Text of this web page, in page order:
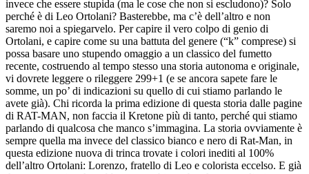
invece che essere stupida (ma le cose che non si escludono)? Solo
perché è di Leo Ortolani? Basterebbe, ma c’è dell’altro e non
saremo noi a spiegarvelo. Per capire il vero colpo di genio di
Ortolani, e capire come su una battuta del genere (“k” comprese) si
possa basare uno stupendo omaggio a un classico del fumetto
recente, costruendo al tempo stesso una storia autonoma e originale,
vi dovrete leggere o rileggere 299+1 (e se ancora sapete fare le
somme, un po’ di indicazioni su quello di cui stiamo parlando le
avete già). Chi ricorda la prima edizione di questa storia dalle pagine
di RAT-MAN, non faccia il Kretone più di tanto, perché qui stiamo
parlando di qualcosa che manco s’immagina. La storia ovviamente è
sempre quella ma invece del classico bianco e nero di Rat-Man, in
questa edizione nuova di trinca trovate i colori inediti al 100%
dell’altro Ortolani: Lorenzo, fratello di Leo e colorista eccelso. E già